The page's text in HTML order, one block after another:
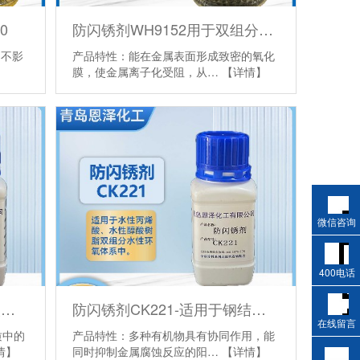
影
防闪锈剂WH9152用于双组分水性环氧体系
产品特性：能在金属表面形成致密的氧化
膜，使金属离子化受阻，从…
【详情】
防闪锈剂CK131丙烯酸/醇酸系列
的
防闪锈剂CK221-适用于钢结构铸铁焊缝
产品特性：多种有机物具有协同作用，能
同时抑制金属腐蚀反应的阳…
【详情】
微信咨询
400电话
在线留言